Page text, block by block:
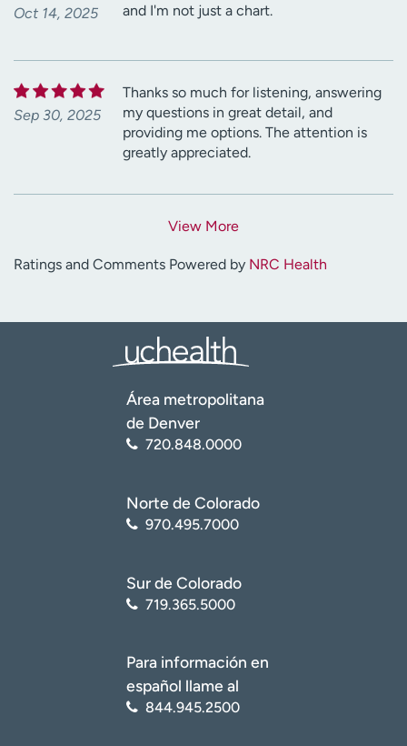
Oct 14, 2025
and I'm not just a chart.
Sep 30, 2025
Thanks so much for listening, answering
my questions in great detail, and
providing me options. The attention is
greatly appreciated.
View More
Ratings and Comments Powered by NRC Health
Área metropolitana
de Denver
720.848.0000
Norte de Colorado
970.495.7000
Sur de Colorado
719.365.5000
Para información en
español llame al
844.945.2500